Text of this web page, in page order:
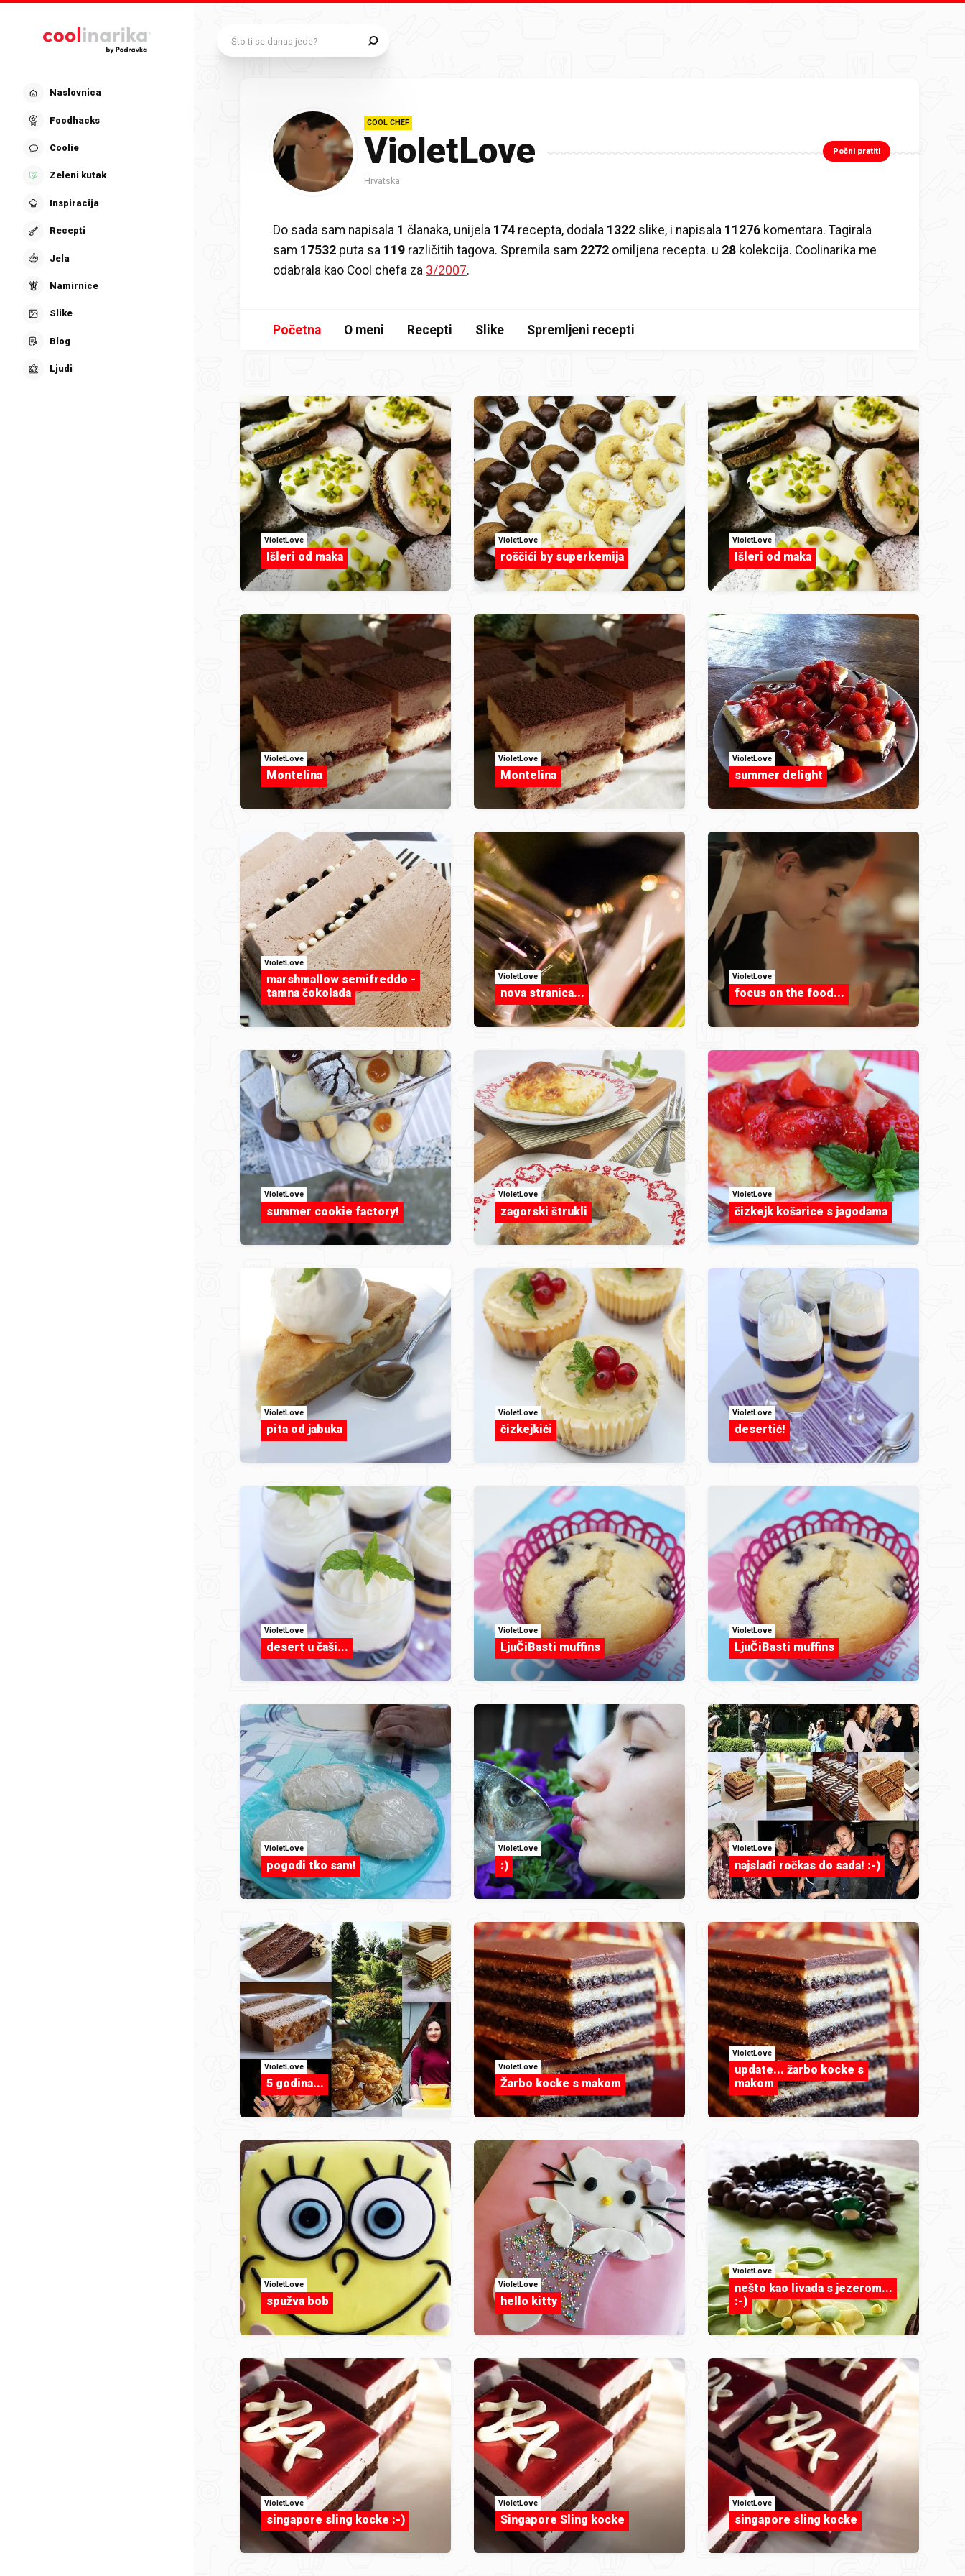
Naslovnica
Foodhacks
Coolie
Zeleni kutak
Inspiracija
Recepti
Jela
Namirnice
Slike
Blog
Ljudi
COOL CHEF
VioletLove
Hrvatska
Počni pratiti
Do sada sam napisala 1 članaka, unijela 174 recepta, dodala 1322 slike, i napisala 11276 komentara. Tagirala
sam 17532 puta sa 119 različitih tagova. Spremila sam 2272 omiljena recepta. u 28 kolekcija. Coolinarika me
odabrala kao Cool chefa za 3/2007.
Početna O meni Recepti Slike Spremljeni recepti
VioletLove
Išleri od maka
VioletLove
roščići by superkemija
VioletLove
Išleri od maka
VioletLove
Montelina
VioletLove
Montelina
VioletLove
summer delight
VioletLove
marshmallow semifreddo -
tamna čokolada
VioletLove
nova stranica...
VioletLove
focus on the food...
VioletLove
summer cookie factory!
VioletLove
zagorski štrukli
VioletLove
čizkejk košarice s jagodama
VioletLove
pita od jabuka
VioletLove
čizkejkići
VioletLove
desertić!
VioletLove
desert u čaši...
VioletLove
LjuČiBasti muffins
VioletLove
LjuČiBasti muffins
VioletLove
pogodi tko sam!
VioletLove
:)
VioletLove
najslađi ročkas do sada! :-)
VioletLove
5 godina...
VioletLove
Žarbo kocke s makom
VioletLove
update... žarbo kocke s
makom
VioletLove
spužva bob
VioletLove
hello kitty
VioletLove
nešto kao livada s jezerom...
:-)
VioletLove
singapore sling kocke :-)
VioletLove
Singapore Sling kocke
VioletLove
singapore sling kocke
Što ti se danas jede?